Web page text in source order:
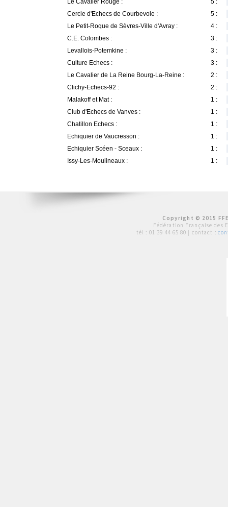
Le Cavalier Rouge :
5 :
Cercle d'Echecs de Courbevoie :
5 :
Le Petit-Roque de Sèvres-Ville d'Avray :
4 :
C.E. Colombes :
3 :
Levallois-Potemkine :
3 :
Culture Echecs :
3 :
Le Cavalier de La Reine Bourg-La-Reine :
2 :
Clichy-Echecs-92 :
2 :
Malakoff et Mat :
1 :
Club d'Echecs de Vanves :
1 :
Chatillon Echecs :
1 :
Echiquier de Vaucresson :
1 :
Echiquier Scéen - Sceaux :
1 :
Issy-Les-Moulineaux :
1 :
Copyright © 2015
Fédération Française des
tél : 01 39 44 65 80 | contact :